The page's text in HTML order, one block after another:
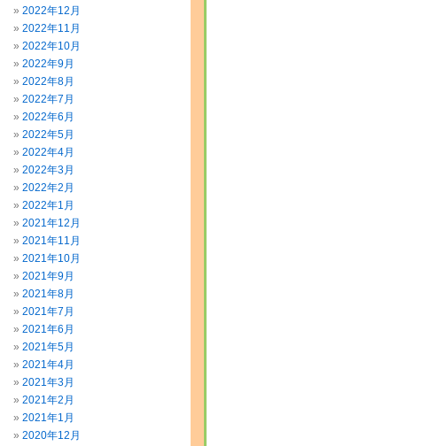
2022年12月
2022年11月
2022年10月
2022年9月
2022年8月
2022年7月
2022年6月
2022年5月
2022年4月
2022年3月
2022年2月
2022年1月
2021年12月
2021年11月
2021年10月
2021年9月
2021年8月
2021年7月
2021年6月
2021年5月
2021年4月
2021年3月
2021年2月
2021年1月
2020年12月